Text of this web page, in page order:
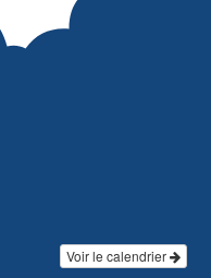
Voir le calendrier